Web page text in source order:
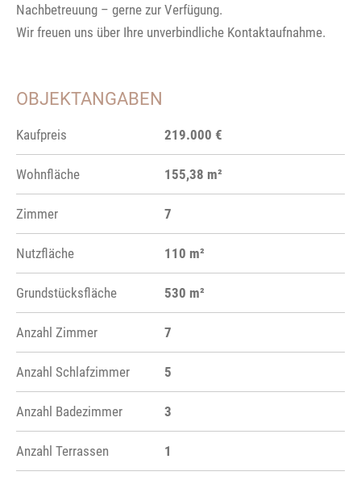
Nachbetreuung – gerne zur Verfügung.
Wir freuen uns über Ihre unverbindliche Kontaktaufnahme.
OBJEKTANGABEN
Kaufpreis 219.000 €
Wohnfläche 155,38 m²
Zimmer 7
Nutzfläche 110 m²
Grundstücksfläche 530 m²
Anzahl Zimmer 7
Anzahl Schlafzimmer 5
Anzahl Badezimmer 3
Anzahl Terrassen 1